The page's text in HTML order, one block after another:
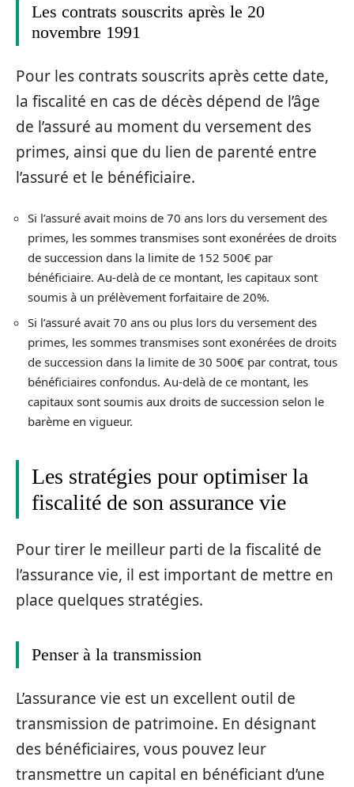
Les contrats souscrits après le 20
novembre 1991
Pour les contrats souscrits après cette date,
la fiscalité en cas de décès dépend de l’âge
de l’assuré au moment du versement des
primes, ainsi que du lien de parenté entre
l’assuré et le bénéficiaire.
Si l’assuré avait moins de 70 ans lors du versement des
primes, les sommes transmises sont exonérées de droits
de succession dans la limite de 152 500€ par
bénéficiaire. Au-delà de ce montant, les capitaux sont
soumis à un prélèvement forfaitaire de 20%.
Si l’assuré avait 70 ans ou plus lors du versement des
primes, les sommes transmises sont exonérées de droits
de succession dans la limite de 30 500€ par contrat, tous
bénéficiaires confondus. Au-delà de ce montant, les
capitaux sont soumis aux droits de succession selon le
barème en vigueur.
Les stratégies pour optimiser la
fiscalité de son assurance vie
Pour tirer le meilleur parti de la fiscalité de
l’assurance vie, il est important de mettre en
place quelques stratégies.
Penser à la transmission
L’assurance vie est un excellent outil de
transmission de patrimoine. En désignant
des bénéficiaires, vous pouvez leur
transmettre un capital en bénéficiant d’une